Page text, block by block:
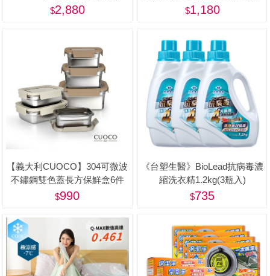
鍋2蓋 5件組)
2,880
居家/旅遊/登山/露營)
1,180
【義大利CUOCO】304可微波
不鏽鋼雙色蓋長方保鮮盒6件
組-美
990
《台塑生醫》BioLead抗病毒濃
縮洗衣精1.2kg(3瓶入)
735